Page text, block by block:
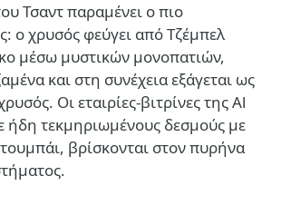
Τσαντ παραμένει ο πιο
ο χρυσός φεύγει από Τζέμπελ
μέσω μυστικών μονοπατιών,
και στη συνέχεια εξάγεται ως
Οι εταιρίες-βιτρίνες της Al
ήδη τεκμηριωμένους δεσμούς με
βρίσκονται στον πυρήνα